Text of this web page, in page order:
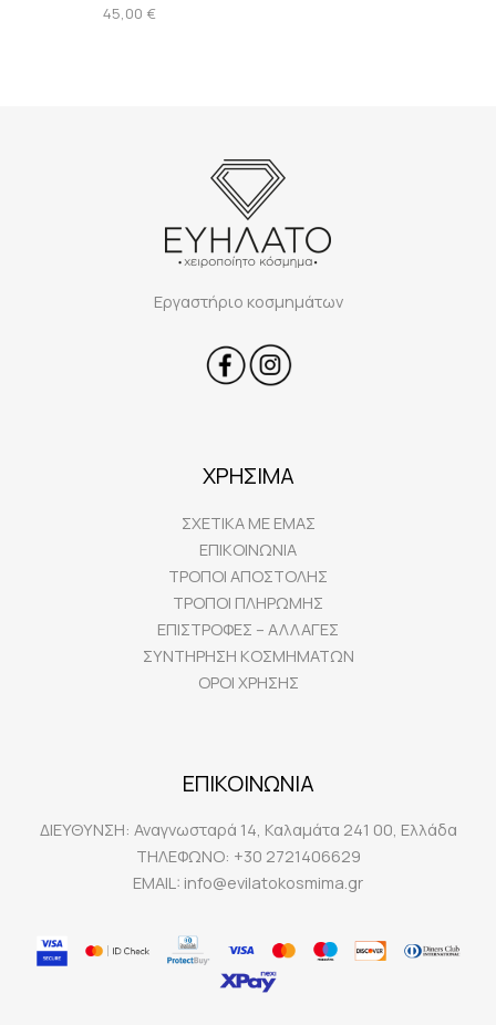
45,00 €
Εργαστήριο κοσμημάτων
ΧΡΗΣΙΜΑ
ΣΧΕΤΙΚΑ ΜΕ ΕΜΑΣ
ΕΠΙΚΟΙΝΩΝΙΑ
ΤΡΟΠΟΙ ΑΠΟΣΤΟΛΗΣ
ΤΡΟΠΟΙ ΠΛΗΡΩΜΗΣ
ΕΠΙΣΤΡΟΦΕΣ – ΑΛΛΑΓΕΣ
ΣΥΝΤΗΡΗΣΗ ΚΟΣΜΗΜΑΤΩΝ
ΟΡΟΙ ΧΡΗΣΗΣ
ΕΠΙΚΟΙΝΩΝΙΑ
ΔΙΕΥΘΥΝΣΗ: Αναγνωσταρά 14, Καλαμάτα 241 00, Ελλάδα
ΤΗΛΕΦΩΝΟ: +30 2721406629
EMAIL: info@evilatokosmima.gr